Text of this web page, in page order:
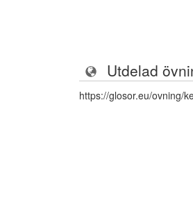
Utdelad
https://glosor.eu/ovning/